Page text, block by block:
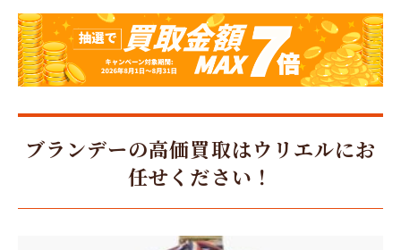
ブランデーの高価買取はウリエルにお
任せください！